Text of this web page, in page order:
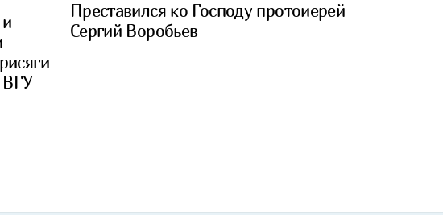
ВГУ
Преставился ко Господу протоиерей
Сергий Воробьев